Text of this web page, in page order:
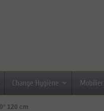
Change Hygiène Mobilier
120 cm